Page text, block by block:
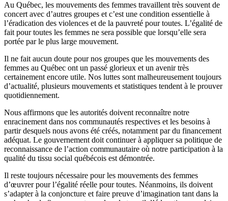
Au Québec, les mouvements des femmes travaillent très souvent de
concert avec d’autres groupes et c’est une condition essentielle à
l’éradication des violences et de la pauvreté pour toutes. L’égalité de
fait pour toutes les femmes ne sera possible que lorsqu’elle sera
portée par le plus large mouvement.
Il ne fait aucun doute pour nos groupes que les mouvements des
femmes au Québec ont un passé glorieux et un avenir très
certainement encore utile. Nos luttes sont malheureusement toujours
d’actualité, plusieurs mouvements et statistiques tendent à le prouver
quotidiennement.
Nous affirmons que les autorités doivent reconnaître notre
enracinement dans nos communautés respectives et les besoins à
partir desquels nous avons été créés, notamment par du financement
adéquat. Le gouvernement doit continuer à appliquer sa politique de
reconnaissance de l’action communautaire où notre participation à la
qualité du tissu social québécois est démontrée.
Il reste toujours nécessaire pour les mouvements des femmes
d’œuvrer pour l’égalité réelle pour toutes. Néanmoins, ils doivent
s’adapter à la conjoncture et faire preuve d’imagination tant dans la